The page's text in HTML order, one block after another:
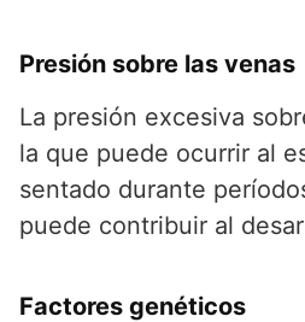
Presión sobre las venas
La presión excesiva
la que puede ocurrir al
sentado durante
puede contribuir al
Factores genéticos